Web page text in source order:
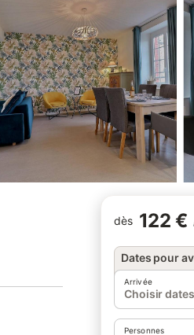
dès 122 €
Dates pour
Arrivée
Choisir dates
Personnes